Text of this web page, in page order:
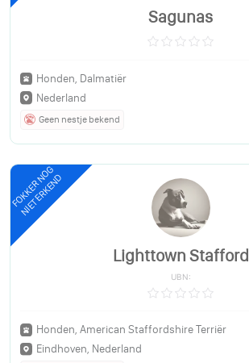
Sagunas
Honden, Dalmatiër
Nederland
Geen nestje bekend
FOKKER NOG
NIET ERKEND
Lighttown Stafford
UBN:
Honden, American Staffordshire Terriër
Eindhoven, Nederland